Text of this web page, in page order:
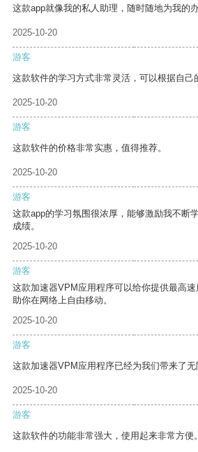
这款app就像我的私人助理，随时随地为我的
2025-10-20
游客
这款软件的学习方式非常灵活，可以根据自己
2025-10-20
游客
这款软件的价格非常实惠，值得推荐。
2025-10-20
游客
这款app的学习氛围很浓厚，能够激励我不断
成绩。
2025-10-20
游客
这款加速器VPM应用程序可以给你提供最高
助你在网络上自由移动。
2025-10-20
游客
这款加速器VPM应用程序已经为我们带来了无
2025-10-20
游客
这款软件的功能非常强大，使用起来非常方便。